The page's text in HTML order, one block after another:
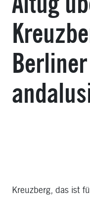
Kreuzberg, das ist